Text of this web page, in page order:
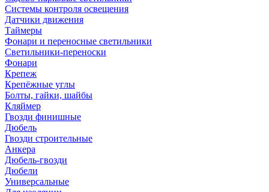
Системы контроля освещения
Датчики движения
Таймеры
Фонари и переносные светильники
Светильники-переноски
Фонари
Крепеж
Крепёжные углы
Болты, гайки, шайбы
Кляймер
Гвозди финишные
Дюбель
Гвозди строительные
Анкера
Дюбель-гвозди
Дюбели
Универсальные